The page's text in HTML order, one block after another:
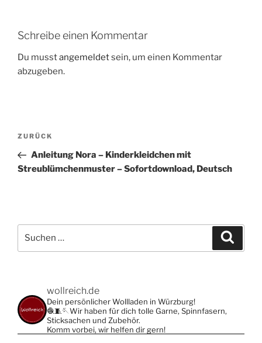
Schreibe einen Kommentar
Du musstangemeldetsein, um einen Kommentar
abzugeben.
Beitragsnavigation
Vorheriger
Beitrag
ZURÜCK
Anleitung Nora – Kinderkleidchen mit
Streublümchenmuster – Sofortdownload, Deutsch
nach:
wollreich.de
Dein persönlicher Wollladen in Würzburg!
🧶🧵🪡Wir haben für dich tolle Garne, Spinnfasern,
Sticksachen und Zubehör.
Komm vorbei, wir helfen dir gern!